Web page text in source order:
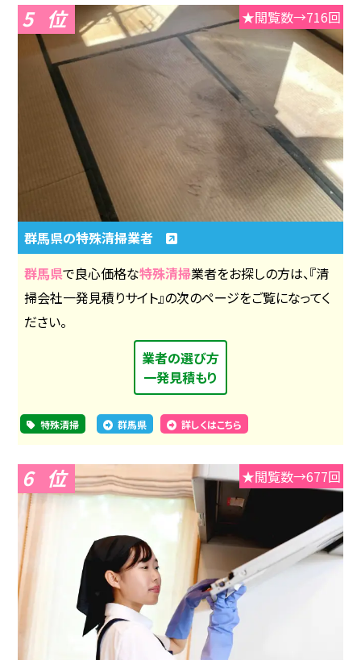
5 ★閲覧数→716回
群馬県の特殊清掃業者
群馬県で良心価格な特殊清掃業者をお探しの方は、『清
掃会社一発見積りサイト』の次のページをご覧になってく
ださい。
業者の選び方
一発見積もり
特殊清掃 群馬県 詳しくはこちら
6 ★閲覧数→677回